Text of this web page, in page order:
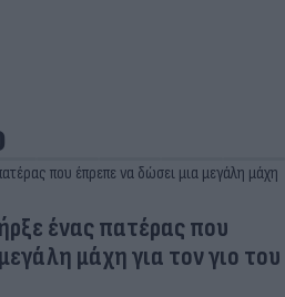
ένας πατέρας που
μάχη για τον γιο του